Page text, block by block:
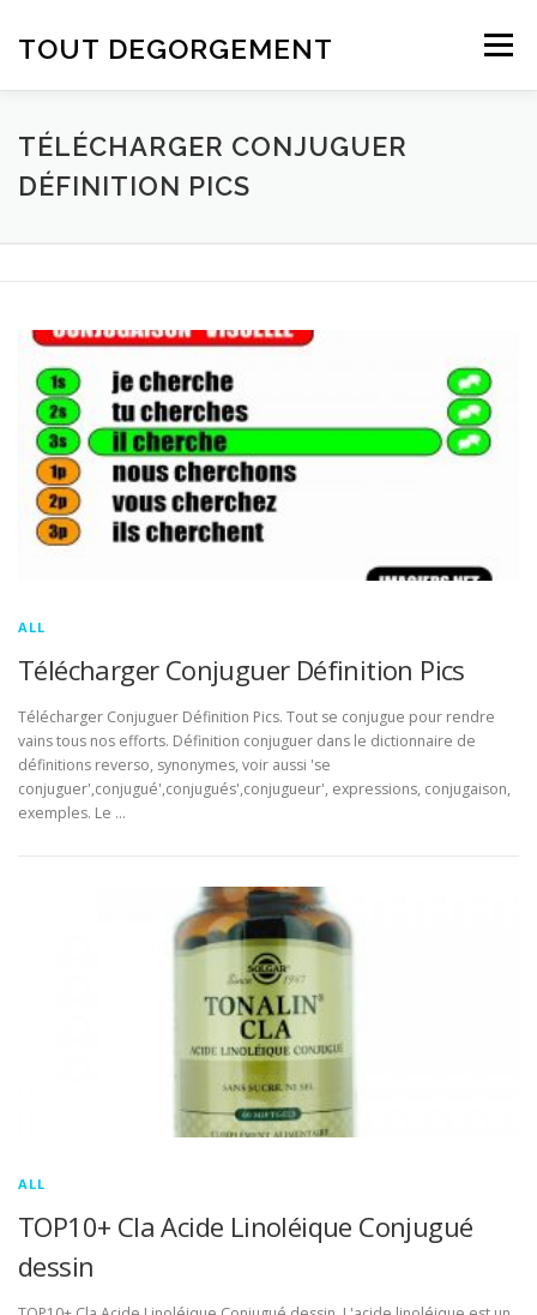
TOUT DEGORGEMENT Menu
TÉLÉCHARGER CONJUGUER
DÉFINITION PICS
ALL
Télécharger Conjuguer Définition Pics
Télécharger Conjuguer Définition Pics. Tout se conjugue pour rendre
vains tous nos efforts. Définition conjuguer dans le dictionnaire de
définitions reverso, synonymes, voir aussi 'se
conjuguer',conjugué',conjugués',conjugueur', expressions, conjugaison,
exemples. Le …
ALL
TOP10+ Cla Acide Linoléique Conjugué
dessin